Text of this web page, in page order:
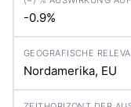
-0.9%
Nordamerika, EU